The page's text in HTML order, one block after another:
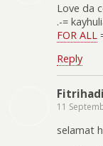
Love da
.-=
FOR ALL
Reply
11
selamat